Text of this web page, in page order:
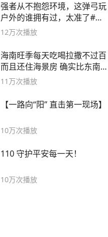
强者从不抱怨环境，这弹弓玩
户外的谁拥有过，太准了#弹
弓#户外
12万次播放
海南旺季每天吃喝拉撒不过百
而且还住海景房 确实比东南
亚合适
11万次播放
【一路向“阳” 直击第一现场】
10万次播放
110 守护平安每一天！
10万次播放